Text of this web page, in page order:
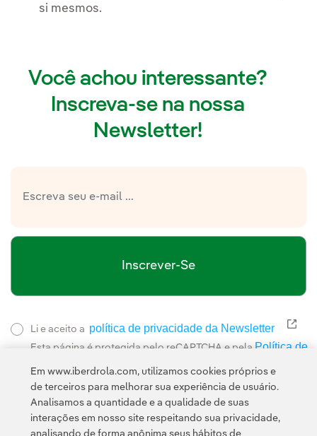
si mesmos.
Você achou interessante?
Inscreva-se na nossa
Newsletter!
Inscrever-Se
Li e aceito a política de privacidade da Newsletter Link
Esta página é protegida pelo reCAPTCHA e pela Política de
Em www.iberdrola.com, utilizamos cookies próprios e
de terceiros para melhorar sua experiência de usuário.
Analisamos a quantidade e a qualidade de suas
interações em nosso site respeitando sua privacidade,
analisando de forma anônima seus hábitos de